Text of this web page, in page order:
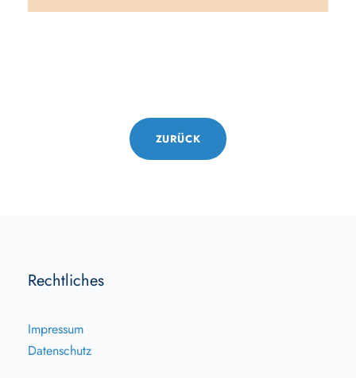
ZURÜCK
Rechtliches
Impressum
Datenschutz